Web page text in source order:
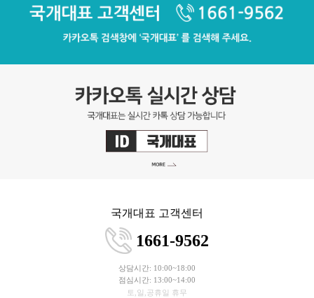
국개대표 고객센터
1661-9562
상담시간: 10:00~18:00
점심시간: 13:00~14:00
토,일,공휴일 휴무